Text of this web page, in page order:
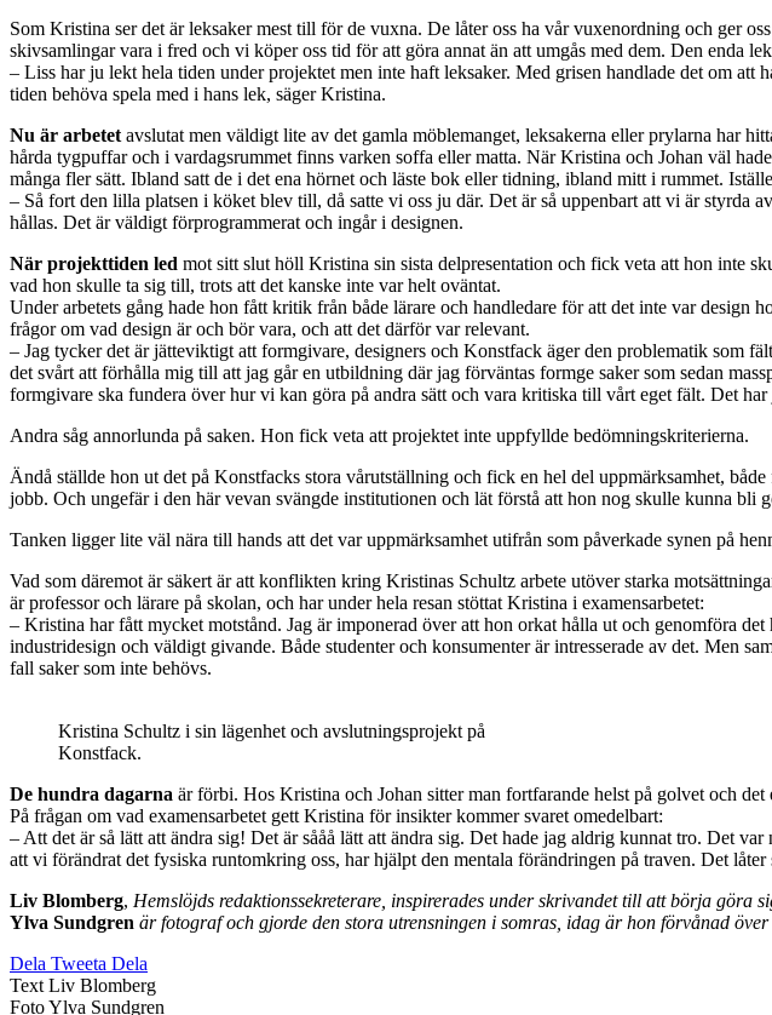
Som Kristina ser det är leksaker mest till för de vuxna. De låter oss ha vår vuxenordning och ger
skivsamlingar vara i fred och vi köper oss tid för att göra annat än att umgås med dem. Den enda
– Liss har ju lekt hela tiden under projektet men inte haft leksaker. Med grisen handlade det om
tiden behöva spela med i hans lek, säger Kristina.
Nu är arbetetavslutat men väldigt lite av det gamla möblemanget, leksakerna eller prylarna har
hårda tygpuffar och i vardagsrummet finns varken soffa eller matta. När Kristina och Johan väl
många fler sätt. Ibland satt de i det ena hörnet och läste bok eller tidning, ibland mitt i rummet.
– Så fort den lilla platsen i köket blev till, då satte vi oss ju där. Det är så uppenbart att vi är styrda
hållas. Det är väldigt förprogrammerat och ingår i designen.
När projekttiden led mot sitt slut höll Kristina sin sista delpresentation och fick veta att hon inte
vad hon skulle ta sig till, trots att det kanske inte var helt oväntat.
Under arbetets gång hade hon fått kritik från både lärare och handledare för att det inte var design
frågor om vad design är och bör vara, och att det därför var relevant.
– Jag tycker det är jätteviktigt att formgivare, designers och Konstfack äger den problematik som
det svårt att förhålla mig till att jag går en utbildning där jag förväntas formge saker som sedan
formgivare ska fundera över hur vi kan göra på andra sätt och vara kritiska till vårt eget fält. Det
Andra såg annorlunda på saken. Hon fick veta att projektet inte uppfyllde bedömningskriterierna.
Ändå ställde hon ut det på Konstfacks stora vårutställning och fick en hel del uppmärksamhet,
jobb. Och ungefär i den här vevan svängde institutionen och lät förstå att hon nog skulle kunna bli
Tanken ligger lite väl nära till hands att det var uppmärksamhet utifrån som påverkade synen på
Vad som däremot är säkert är att konflikten kring Kristinas Schultz arbete utöver starka
är professor och lärare på skolan, och har under hela resan stöttat Kristina i examensarbetet:
– Kristina har fått mycket motstånd. Jag är imponerad över att hon orkat hålla ut och genomföra
industridesign och väldigt givande. Både studenter och konsumenter är intresserade av det. Men
fall saker som inte behövs.
Kristina Schultz i sin lägenhet och avslutningsprojekt på
Konstfack.
De hundra dagarna är förbi. Hos Kristina och Johan sitter man fortfarande helst på golvet och
På frågan om vad examensarbetet gett Kristina för insikter kommer svaret omedelbart:
– Att det är så lätt att ändra sig! Det är sååå lätt att ändra sig. Det hade jag aldrig kunnat tro. Det
att vi förändrat det fysiska runtomkring oss, har hjälpt den mentala förändringen på traven. Det låter
Liv Blomberg, Hemslöjds redaktionssekreterare, inspirerades under skrivandet till att börja göra
Ylva Sundgren är fotograf och gjorde den stora utrensningen i somras, idag är hon förvånad
Dela Tweeta Dela
TextLiv Blomberg
FotoYlva Sundgren